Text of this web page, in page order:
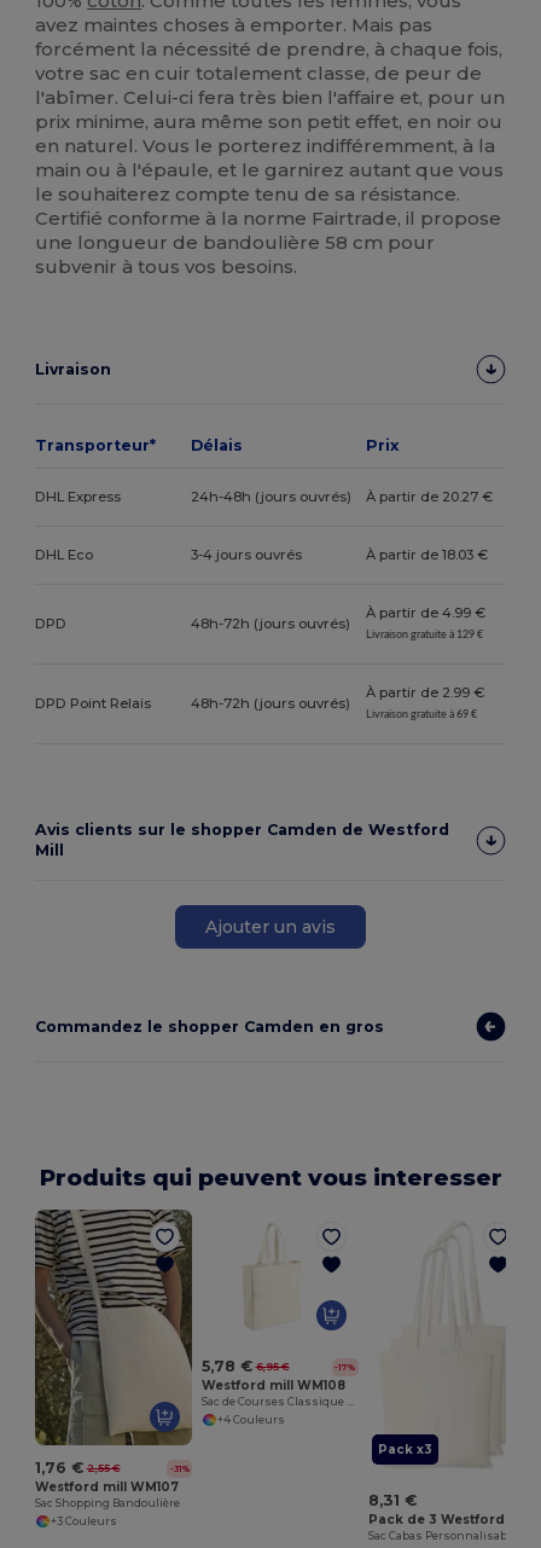
avez maintes choses à emporter. Mais pas
forcément la nécessité de prendre, à chaque fois,
votre sac en cuir totalement classe, de peur de
l'abîmer. Celui-ci fera très bien l'affaire et, pour un
prix minime, aura même son petit effet, en noir ou
en naturel. Vous le porterez indifféremment, à la
main ou à l'épaule, et le garnirez autant que vous
le souhaiterez compte tenu de sa résistance.
Certifié conforme à la norme Fairtrade, il propose
une longueur de bandoulière 58 cm pour
subvenir à tous vos besoins.
Livraison
Transporteur* Délais Prix
DHL Express 24h-48h (jours ouvrés) À partir de 20.27 €
DHL Eco 3-4 jours ouvrés À partir de 18.03 €
DPD 48h-72h (jours ouvrés)
À partir de 4.99 €
Livraison gratuite à 129 €
DPD Point Relais 48h-72h (jours ouvrés)
À partir de 2.99 €
Livraison gratuite à 69 €
Avis clients sur le shopper Camden de Westford
Mill
Ajouter un avis
Commandez le shopper Camden en gros
Produits qui peuvent vous interesser
1,76 € 2,55 € -31%
Westford mill WM107
Sac Shopping Bandoulière
+3 Couleurs
5,78 € 6,95 € -17%
Westford mill WM108
Sac de Courses Classique en Toile
+4 Couleurs
Pack x3
8,31 €